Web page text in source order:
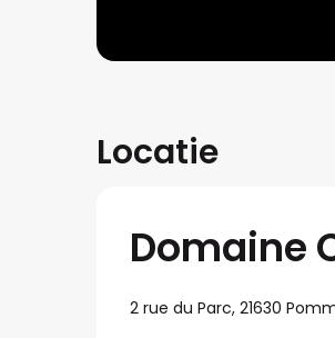
Locatie
Domaine
2 rue du Parc, 21630